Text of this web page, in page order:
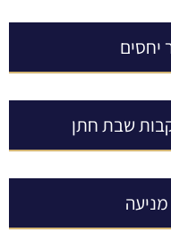
יחסים
שבת חתן